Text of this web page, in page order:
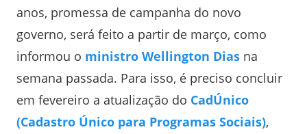
anos, promessa de campanha do novo
governo, será feito a partir de março, como
informou o ministro Wellington Dias na
semana passada. Para isso, é preciso concluir
em fevereiro a atualização do CadÚnico
(Cadastro Único para Programas Sociais),